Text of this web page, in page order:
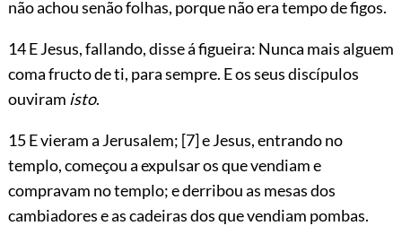
não achou senão folhas, porque não era tempo de figos.
14 E Jesus, fallando, disse á figueira: Nunca mais alguem
coma fructo de ti, para sempre. E os seus discípulos
ouviram isto.
15 E vieram a Jerusalem; [7]e Jesus, entrando no
templo, começou a expulsar os que vendiam e
compravam no templo; e derribou as mesas dos
cambiadores e as cadeiras dos que vendiam pombas.